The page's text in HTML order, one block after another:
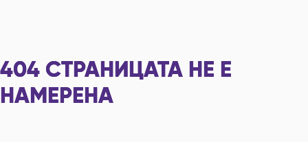
404 СТРАНИЦАТА НЕ Е
НАМЕРЕНА